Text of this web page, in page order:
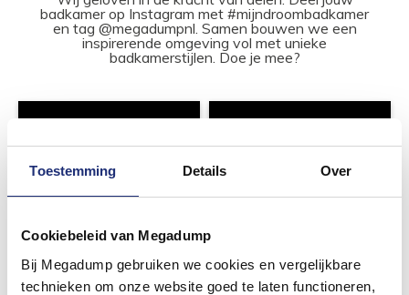
Toestemming Details Over
Cookiebeleid van Megadump
Bij Megadump gebruiken we cookies en vergelijkbare
technieken om onze website goed te laten functioneren,
badkamer op Instagram met #mijndroombadkamer
en tag @megadumpnl. Samen bouwen we een
inspirerende omgeving vol met unieke
badkamerstijlen. Doe je mee?